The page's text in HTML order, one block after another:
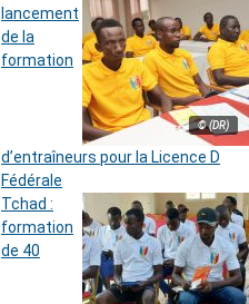
© (DR)
lancement
de la
formation
d’entraîneurs pour la Licence D
Fédérale
Tchad :
formation
de 40